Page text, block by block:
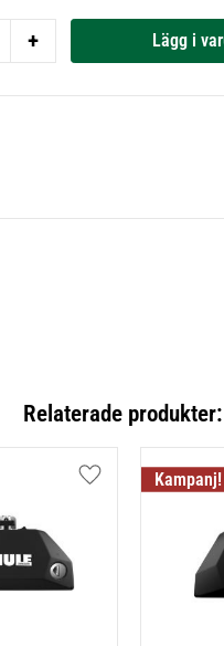
+
Relaterade produkter:
Lägg till i favoriter